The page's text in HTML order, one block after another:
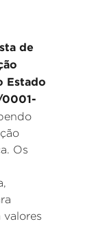
de
Estado
0001-
Os